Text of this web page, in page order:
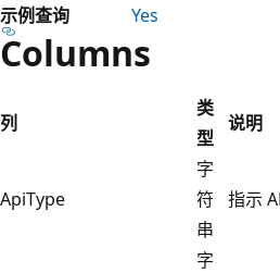
示例查询
Yes
Columns
列
类
型
说明
ApiType
字
符
串
指示
字